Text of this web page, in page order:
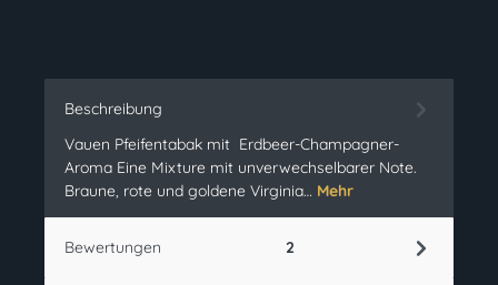
Beschreibung
Vauen Pfeifentabak mit Erdbeer-Champagner-
Aroma Eine Mixture mit unverwechselbarer Note.
Braune, rote und goldene Virginia… Mehr
Bewertungen 2